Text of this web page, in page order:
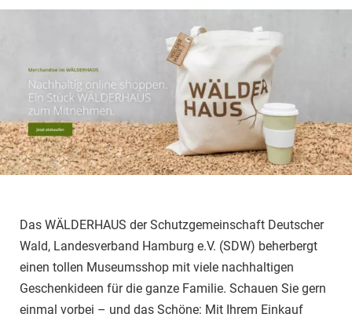
Das WÄLDERHAUS der Schutzgemeinschaft Deutscher
Wald, Landesverband Hamburg e.V. (SDW) beherbergt
einen tollen Museumsshop mit viele nachhaltigen
Geschenkideen für die ganze Familie. Schauen Sie gern
einmal vorbei – und das Schöne: Mit Ihrem Einkauf